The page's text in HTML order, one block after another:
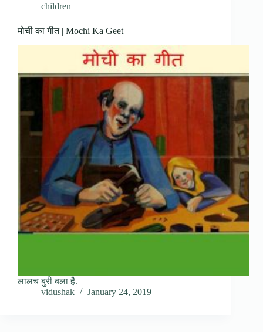
children
मोची का गीत | Mochi Ka Geet
लालच बुरी बला है.
vidushak
January 24, 2019